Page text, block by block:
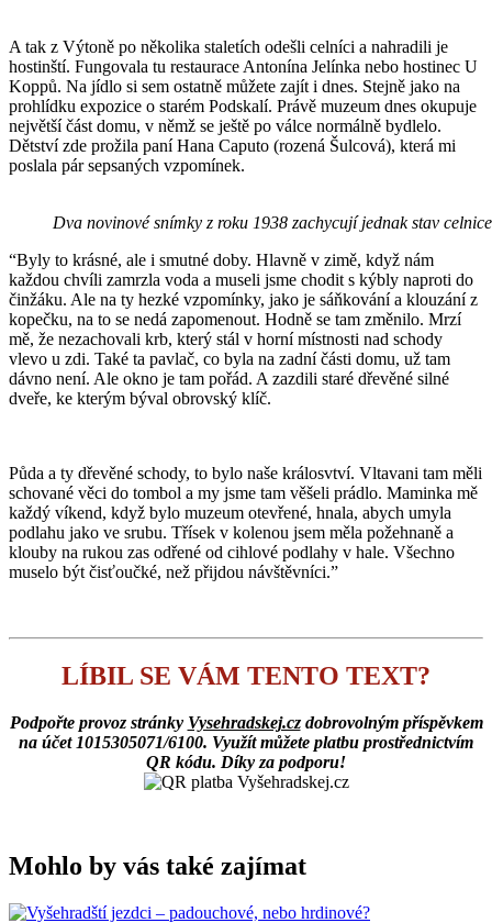
A tak z Výtoně po několika staletích odešli celníci a nahradili je
hostinští. Fungovala tu restaurace Antonína Jelínka nebo hostinec U
Koppů. Na jídlo si sem ostatně můžete zajít i dnes. Stejně jako na
prohlídku expozice o starém Podskalí. Právě muzeum dnes okupuje
největší část domu, v němž se ještě po válce normálně bydlelo.
Dětství zde prožila paní Hana Caputo (rozená Šulcová), která mi
poslala pár sepsaných vzpomínek.
Dva novinové snímky z roku 1938 zachycují jednak stav
“Byly to krásné, ale i smutné doby. Hlavně v zimě, když nám
každou chvíli zamrzla voda a museli jsme chodit s kýbly naproti do
činžáku. Ale na ty hezké vzpomínky, jako je sáňkování a klouzání z
kopečku, na to se nedá zapomenout. Hodně se tam změnilo. Mrzí
mě, že nezachovali krb, který stál v horní místnosti nad schody
vlevo u zdi. Také ta pavlač, co byla na zadní části domu, už tam
dávno není. Ale okno je tam pořád. A zazdili staré dřevěné silné
dveře, ke kterým býval obrovský klíč.
Půda a ty dřevěné schody, to bylo naše králosvtví. Vltavani tam měli
schované věci do tombol a my jsme tam věšeli prádlo. Maminka mě
každý víkend, když bylo muzeum otevřené, hnala, abych umyla
podlahu jako ve srubu. Třísek v kolenou jsem měla požehnaně a
klouby na rukou zas odřené od cihlové podlahy v hale. Všechno
muselo být čisťoučké, než přijdou návštěvníci.”
LÍBIL SE VÁM TENTO TEXT?
Podpořte provoz stránky Vysehradskej.czdobrovolným příspěvkem
na účet 1015305071/6100. Využít můžete platbu prostřednictvím
QR kódu. Díky za podporu!
Mohlo by vás také zajímat